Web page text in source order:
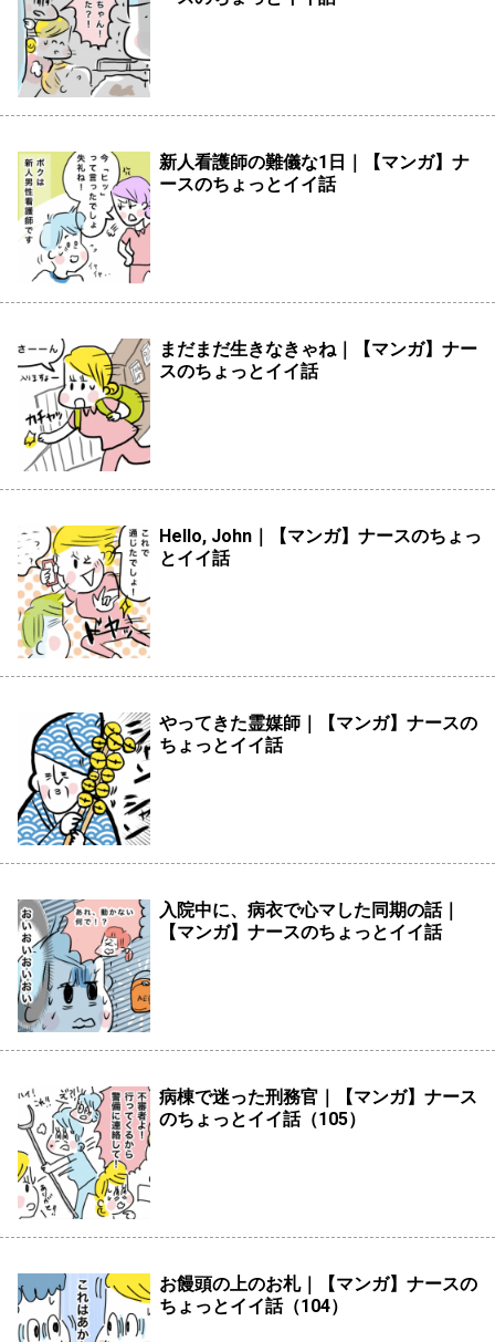
新人看護師の難儀な1日｜【マンガ】ナ
ースのちょっとイイ話
まだまだ生きなきゃね｜【マンガ】ナー
スのちょっとイイ話
Hello, John｜【マンガ】ナースのちょっ
とイイ話
やってきた霊媒師｜【マンガ】ナースの
ちょっとイイ話
入院中に、病衣で心マした同期の話｜
【マンガ】ナースのちょっとイイ話
病棟で迷った刑務官｜【マンガ】ナース
のちょっとイイ話（105）
お饅頭の上のお札｜【マンガ】ナースの
ちょっとイイ話（104）